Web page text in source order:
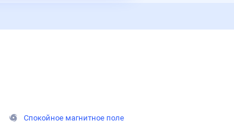
Спокойное магнитное поле